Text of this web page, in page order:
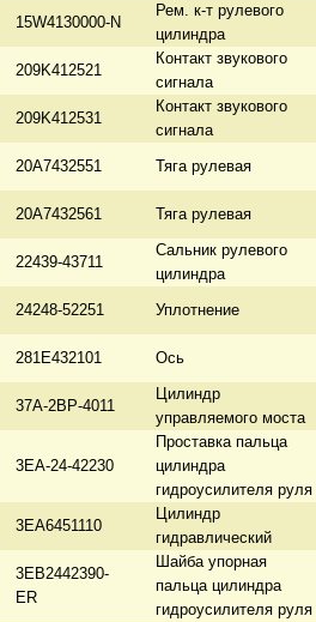
15W4130000-N
Рем. к-т рулевого
цилиндра
209K412521
Контакт звукового
сигнала
209K412531
Контакт звукового
сигнала
20A7432551
Тяга рулевая
20A7432561
Тяга рулевая
22439-43711
Сальник рулевого
цилиндра
24248-52251
Уплотнение
281E432101
Ось
37A-2BP-4011
Цилиндр
управляемого моста
3EA-24-42230
Проставка пальца
цилиндра
гидроусилителя руля
3EA6451110
Цилиндр
гидравлический
3EB2442390-
ER
Шайба упорная
пальца цилиндра
гидроусилителя руля